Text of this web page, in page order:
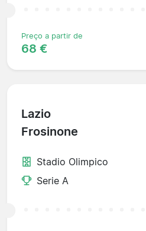
Preço a partir de
68 €
Lazio
Frosinone
Stadio Olimpico
Serie A